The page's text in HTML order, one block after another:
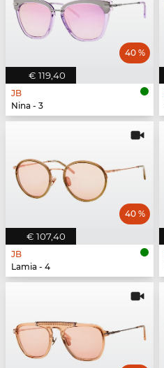
€ 119,40
40 %
JB
Nina - 3
€ 107,40
40 %
JB
Lamia - 4